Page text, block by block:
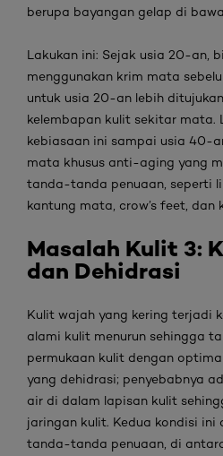
berupa bayangan gelap di
Lakukan ini: Sejak usia 20-an,
menggunakan krim mata
untuk usia 20-an lebih
kelembapan kulit sekitar mata.
kebiasaan ini sampai usia 40-
mata khusus anti-aging yang
tanda-tanda penuaan, seperti
kantung mata, crow’s feet , dan
Masalah Kulit 3:
dan Dehidrasi
Kulit wajah yang kering terjadi
alami kulit menurun sehingga
permukaan kulit dengan
yang dehidrasi; penyebabnya
air di dalam lapisan kulit
jaringan kulit. Kedua kondisi ini
tanda-tanda penuaan, di